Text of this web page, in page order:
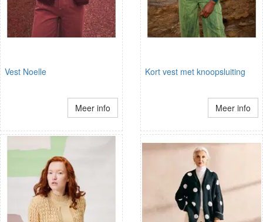
Vest Noelle
Meer info
Kort vest met knoopsluiting
Meer info